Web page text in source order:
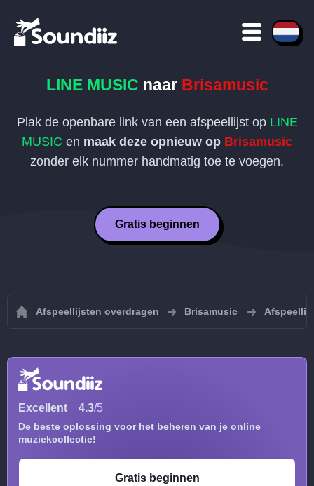
LINE MUSIC naar Brisamusic
Plak de openbare link van een afspeellijst op LINE
MUSIC en maak deze opnieuw op Brisamusic
zonder elk nummer handmatig toe te voegen.
Gratis beginnen
Afspeellijsten overdragen Brisamusic
Excellent 4.3/5
De beste oplossing voor het beheren van je online
muziekcollectie!
Gratis beginnen